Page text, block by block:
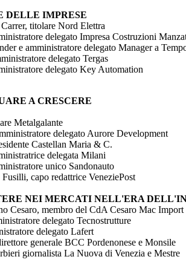
DELLE IMPRESE
titolare Nord Elettra
delegato Impresa Costruzioni
e amministratore delegato Manager a
delegato Tergas
delegato Key Automation
A CRESCERE
Metalgalante
delegato Aurore Development
Castellan Maria & C.
delegata Milani
unico Sandonauto
capo redattrice VeneziePost
NEI MERCATI NELL'ERA
Cesaro, membro del CdA Cesaro Mac Import
delegato Tecnostrutture
delegato Lafert
generale BCC Pordenonese e Monsile
giornalista La Nuova di Venezia e Mestre